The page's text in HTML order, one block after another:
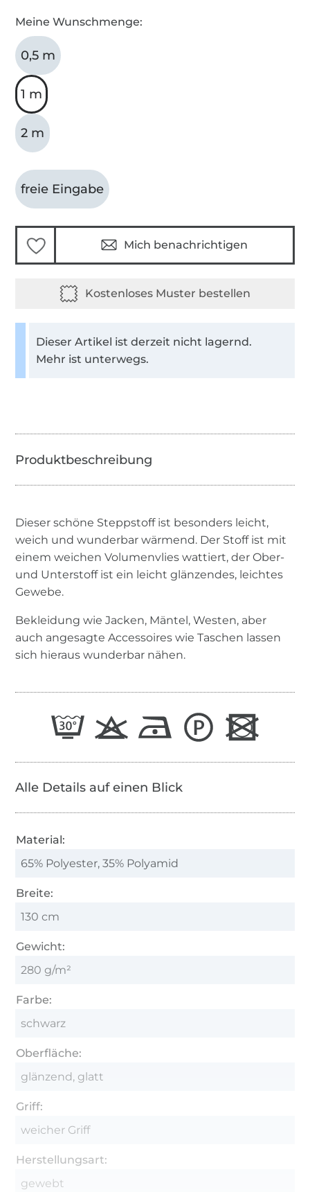
Meine Wunschmenge:
0,5 m
1 m
2 m
freie Eingabe
Mich benachrichtigen
Dieser Artikel ist derzeit nicht lagernd.
Mehr ist unterwegs.
Dieser schöne Steppstoff ist besonders leicht,
weich und wunderbar wärmend. Der Stoff ist mit
einem weichen Volumenvlies wattiert, der Ober-
und Unterstoff ist ein leicht glänzendes, leichtes
Gewebe.
Bekleidung wie Jacken, Mäntel, Westen, aber
auch angesagte Accessoires wie Taschen lassen
sich hieraus wunderbar nähen.
Alle Details auf einen Blick
Material:
65% Polyester, 35% Polyamid
Breite:
130 cm
Gewicht:
280 g/m²
Farbe:
schwarz
Oberfläche:
glänzend, glatt
Griff:
weicher Griff
Herstellungsart:
gewebt